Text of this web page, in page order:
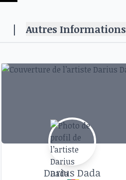
| Autres Informations
Darius Dada